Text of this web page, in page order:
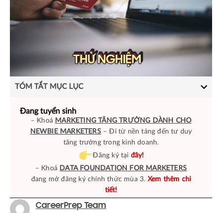
TÓM TẮT MỤC LỤC
Đang tuyển sinh
– Khoá MARKETING TĂNG TRƯỞNG DÀNH CHO
NEWBIE MARKETERS– Đi từ nền tảng đến tư duy
tăng trưởng trong kinh doanh.
Đăng ký tại đây!
– Khoá DATA FOUNDATION FOR MARKETERS
đang mở đăng ký chính thức mùa 3. Xem thêm chi
tiết!
CareerPrep Team